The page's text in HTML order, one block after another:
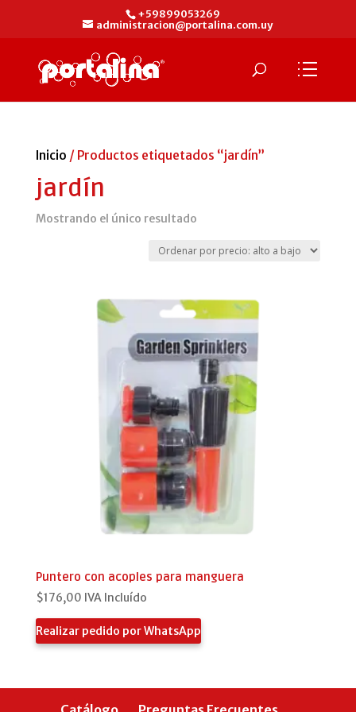
+59899053269
administracion@portalina.com.uy
Inicio / Productos etiquetados “jardín”
jardín
Mostrando el único resultado
Puntero con acoples para manguera
$176,00 IVA Incluído
Realizar pedido por WhatsApp